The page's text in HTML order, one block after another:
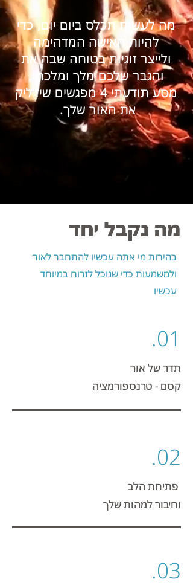
מה לעשות תכלס ביום יום, כדי
להיות האישה המדהימה
ולייצר זוגיות בטוחה שבה את
והגבר שלכם מלך ומלכה .
מסע תודעתי 4 מפגשים שידליק
את האור שלך.
רוצה לחיות מהעוצמה שלי
מה נקבל יחד
בהירות מי אתה עכשיו להתחבר לאור
ולמשמעות כדי שנוכללזרוח במיוחד
עכשיו
01.
תדר של אור
קסם - טרנספורמציה
02.
פתיחת הלב
וחיבור למהות שלך
03.